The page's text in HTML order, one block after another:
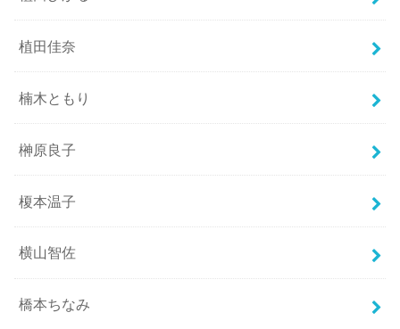
植田佳奈
楠木ともり
榊原良子
榎本温子
横山智佐
橋本ちなみ